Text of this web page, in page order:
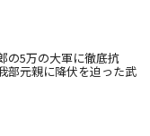
の5万の大軍に徹底抗
部元親に降伏を迫った武